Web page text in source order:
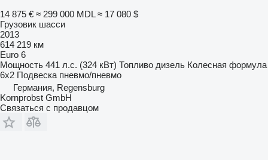
14 875 € ≈ 299 000 MDL ≈ 17 080 $
Грузовик шасси
2013
614 219 км
Euro 6
Мощность 441 л.с. (324 кВт) Топливо дизель Колесная формула
6x2 Подвеска пневмо/пневмо
Германия, Regensburg
Kornprobst GmbH
Связаться с продавцом